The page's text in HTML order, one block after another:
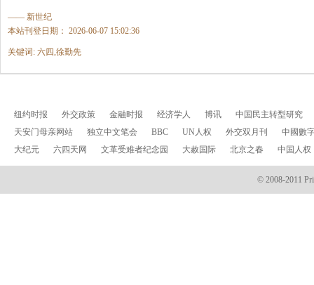
—— 新世纪
本站刊登日期： 2026-06-07 15:02:36
关键词: 六四,徐勤先
纽约时报 外交政策 金融时报 经济学人 博讯
中国民主转型研究
天安门母亲网站
独立中文笔会 BBC UN人权 外交双月刊
中國數
大纪元
六四天网 文革受难者纪念园 大赦国际 北京之春 中国人权
© 2008-2011